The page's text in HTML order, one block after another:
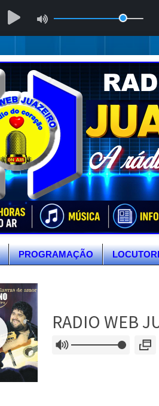
PROGRAMAÇÃO